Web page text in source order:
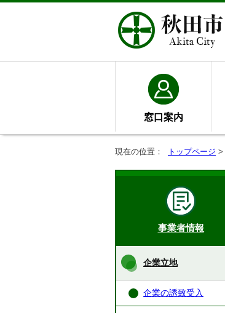
窓口案内
現在の位置： トップページ >
事業者情報
企業立地
企業の誘致受入